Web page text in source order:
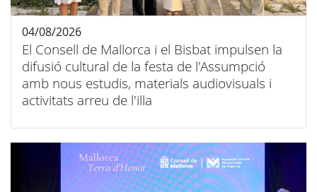
El Consell de Mallorca i el Bisbat impulsen la
difusió cultural de la festa de l'Assumpció
amb nous estudis, materials audiovisuals i
activitats arreu de l'illa
04/08/2026